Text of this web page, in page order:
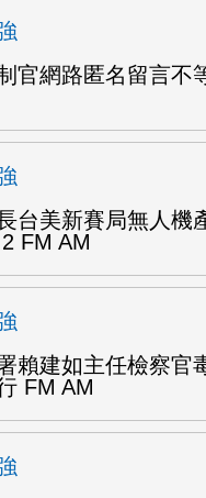
官網路匿名留言不
台美新賽局無人機
FM AM
賴建如主任檢察官
FM AM